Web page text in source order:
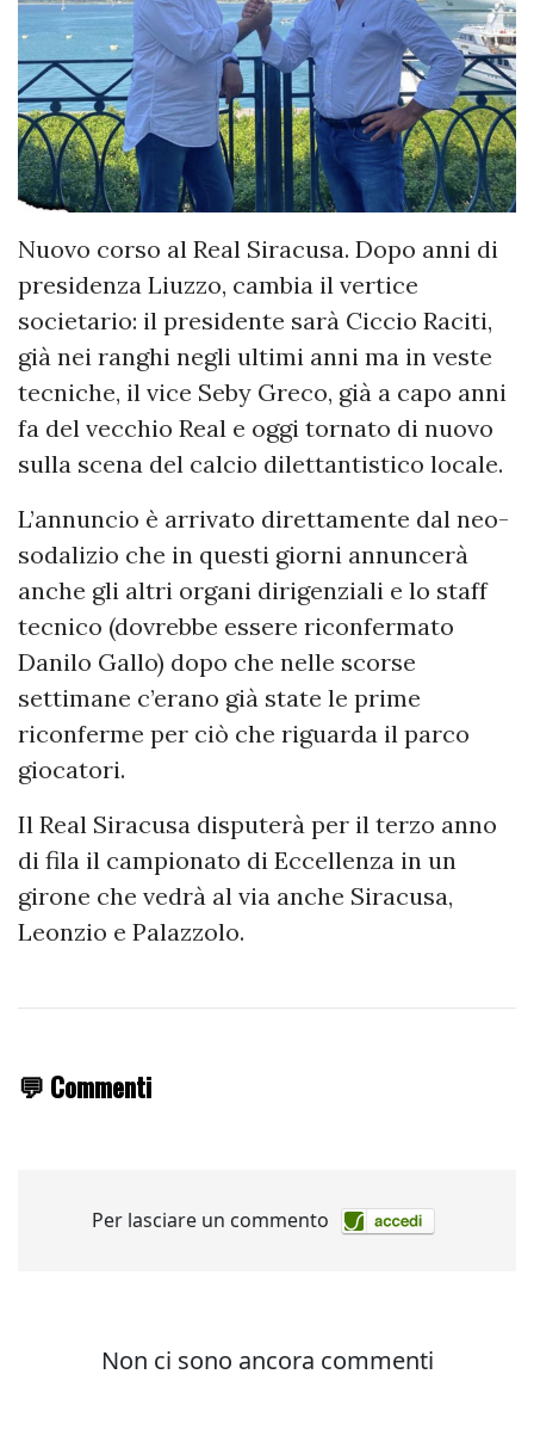
Nuovo corso al Real Siracusa. Dopo anni di
presidenza Liuzzo, cambia il vertice
societario: il presidente sarà Ciccio Raciti,
già nei ranghi negli ultimi anni ma in veste
tecniche, il vice Seby Greco, già a capo anni
fa del vecchio Real e oggi tornato di nuovo
sulla scena del calcio dilettantistico locale.
L’annuncio è arrivato direttamente dal neo-
sodalizio che in questi giorni annuncerà
anche gli altri organi dirigenziali e lo staff
tecnico (dovrebbe essere riconfermato
Danilo Gallo) dopo che nelle scorse
settimane c’erano già state le prime
riconferme per ciò che riguarda il parco
giocatori.
Il Real Siracusa disputerà per il terzo anno
di fila il campionato di Eccellenza in un
girone che vedrà al via anche Siracusa,
Leonzio e Palazzolo.
💬 Commenti